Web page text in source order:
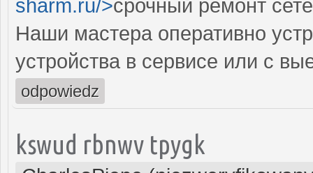
sharm.ru/>срочный ремонт
Наши мастера оперативно
устройства в сервисе или с
odpowiedz
kswud rbnwv tpygk